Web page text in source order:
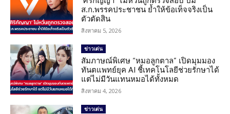
ส.ก.พรรคประชาชน ย้ำให้ข้อเท็จจริงเป็น
ตัวตัดสิน
สิงหาคม 5, 2026
ข่าวเด่น
สัมภาษณ์พิเศษ “หมอลูกตาล” เปิดมุมมอง
ทันตแพทย์ยุค AI ชี้เทคโนโลยีช่วยรักษาได้
แต่ไม่มีวันแทนหมอได้ทั้งหมด
สิงหาคม 4, 2026
ข่าวเด่น